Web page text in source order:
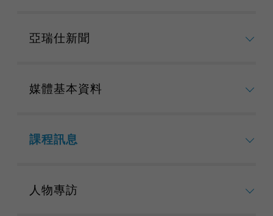
亞瑞仕新聞
媒體基本資料
課程訊息
人物專訪